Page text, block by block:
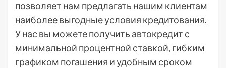
позволяет нам предлагать нашим клиентам
наиболее выгодные условия кредитования.
У нас вы можете получить автокредит с
минимальной процентной ставкой, гибким
графиком погашения и удобным сроком